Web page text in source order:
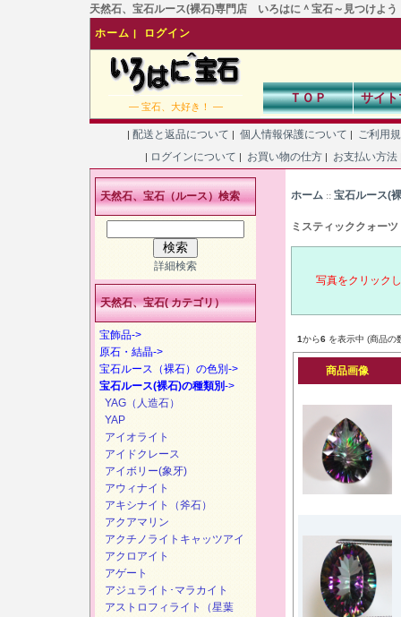
天然石、宝石ルース(裸石)専門店 いろはに＾宝石～見つけよ
ホーム | ログイン
― 宝石、大好き！ ―
ＴＯＰ サイ
| 配送と返品について | 個人情報保護について | ご利用
| ログインについて | お買い物の仕方 | お支払い方法
ホーム :: 宝石ルース(
ミスティッククォーツ
写真をクリック
1から6 を表示中 (商品の
商品画像
天然石、宝石（ルース）検索
詳細検索
天然石、宝石( カテゴリ）
宝飾品->
原石・結晶->
宝石ルース（裸石）の色別->
宝石ルース(裸石)の種類別->
YAG（人造石）
YAP
アイオライト
アイドクレース
アイボリー(象牙)
アウィナイト
アキシナイト（斧石）
アクアマリン
アクチノライトキャッツアイ
アクロアイト
アゲート
アジュライト･マラカイト
アストロフィライト（星葉